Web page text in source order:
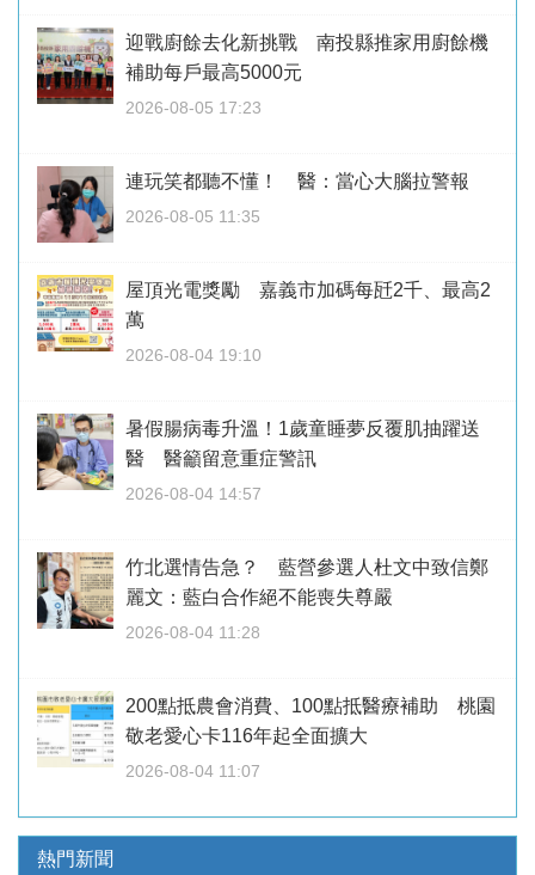
迎戰廚餘去化新挑戰 南投縣推家用廚餘機
補助每戶最高5000元
2026-08-05 17:23
連玩笑都聽不懂！ 醫：當心大腦拉警報
2026-08-05 11:35
屋頂光電獎勵 嘉義市加碼每瓩2千、最高2
萬
2026-08-04 19:10
暑假腸病毒升溫！1歲童睡夢反覆肌抽躍送
醫 醫籲留意重症警訊
2026-08-04 14:57
竹北選情告急？ 藍營參選人杜文中致信鄭
麗文：藍白合作絕不能喪失尊嚴
2026-08-04 11:28
200點抵農會消費、100點抵醫療補助 桃園
敬老愛心卡116年起全面擴大
2026-08-04 11:07
熱門新聞